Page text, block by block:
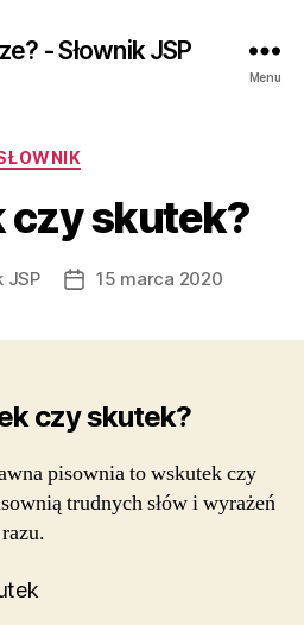
- Słownik JSP
Menu
Kategorie
skutek?
JSP
Data15 marca 2020
czy skutek?
pisownia to wskutek czy
trudnych słów i wyrażeń